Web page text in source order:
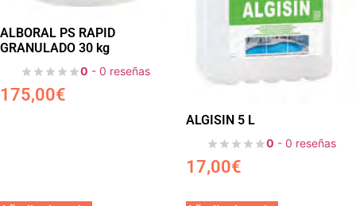
ALBORAL PS RAPID
GRANULADO 30 kg
0 - 0 reseñas
175,00€
ALGISIN 5 L
0 - 0 reseñas
17,00€